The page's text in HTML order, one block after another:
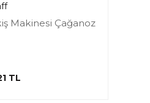
Makinesi Çağanoz
TL